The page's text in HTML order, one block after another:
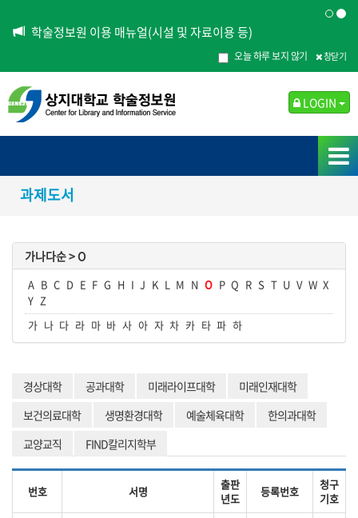
학술정보원 이용 매뉴얼(시설 및 자료이용 등)
오늘 하루 보지 않기 창닫기
LOGIN
과제도서
가나다순 >O
A B C D E F G H I J K L M N O P Q R S T U V W X
Y Z
가 나 다 라 마 바 사 아 자 차 카 타 파 하
경상대학 공과대학 미래라이프대학
미래인재대학
보건의료대학
생명환경대학 예술체육대학
한의과대학
교양교직
FIND칼리지학부
번호 서명
출판
년도
등록번호
청구
기호